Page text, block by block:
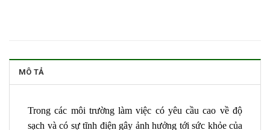
MÔ TẢ
Trong các môi trường làm việc có yêu cầu cao về độ
sạch và có sự tĩnh điện gây ảnh hưởng tới sức khỏe của